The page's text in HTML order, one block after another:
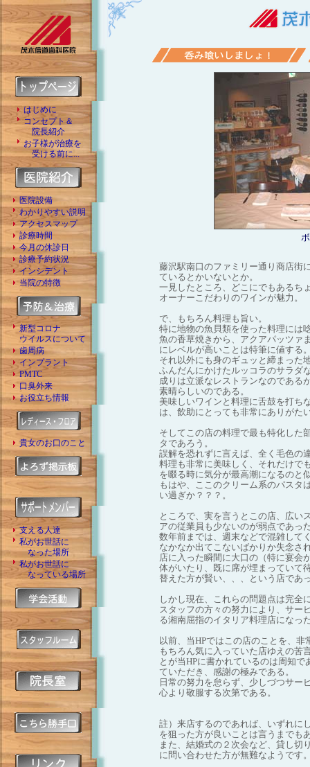
はじめに
コンセプト＆
院長紹介
お子様が治療を
受ける前に...
医院設備
わかりやすい説明
アクセスマップ
診療時間
今月の休診日
診療予約状況
インシデント
当院の特徴
新型コロナ
ウイルスについて
歯周病
インプラント
PMTC
口臭外来
お役立ち情報
貴女のお口のこと
支える人達
私がお世話に
なった場所
私がお世話に
なっている場所
藤沢駅南口のファミリー通り商店街
ているとかいないとか。
一見したところ、どこにでもあるち
オーナーこだわりのワインが魅力。
で、もちろん料理も旨い。
特に地物の魚貝類を使った料理には
魚の香草焼きから、アクアパッツァ
にレベルが高いことは特筆に値する
それ以外にも身のギュッと締まった
ふんだんにかけたルッコラのサラダ
成りは立派なレストランなのである
素晴らしいのである。
美味しいワインと料理に舌鼓を打ち
は、飲助にとっても非常にありがた
そしてこの店の料理で最も特化した
タであろう。
誤解を恐れずに言えば、全く毛色の
料理も非常に美味しく、それだけで
を啜る時に気分が最高潮になるのと
もはや、ここのクリーム系のパスタ
い過ぎか？？？。
ところで、実を言うとこの店、広い
アの従業員も少ないのが弱点であっ
数年前までは、週末などで混雑して
なかなか出てこないばかりか失念さ
店に入った瞬間に大口の（特に宴会
体がいたり、既に席が埋まっていて
替えた方が賢い、、、という店であ
しかし現在、これらの問題点は完全
スタッフの方々の努力により、サー
る湘南屈指のイタリア料理店になっ
以前、当HPではこの店のことを、
もちろん気に入っていた店ゆえの苦
とが当HPに書かれているのは周知
ていただき、感謝の極みである。
日常の努力を怠らず、少しづつサー
心より敬服する次第である。
註）来店するのであれば、いずれに
を狙った方が良いことは言うまでも
また、結婚式の２次会など、貸し切
に問い合わせた方が無難なようです